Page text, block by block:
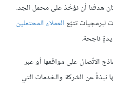
هدفنا أن نؤخَذ على محمل الجد.
لبرمجيات تتبّع العملاء المحتملين
ناجحة.
الاتّصال على مواقعها أو عبر
نبذةً عن الشركة والخدمات التي